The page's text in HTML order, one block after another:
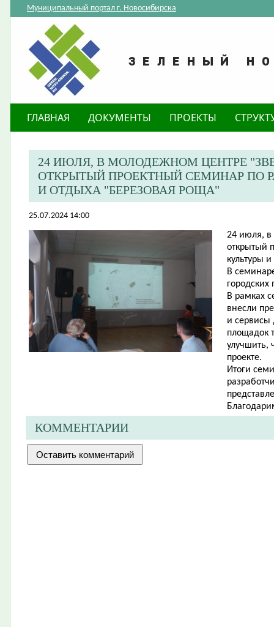
Муниципальный портал г. Новосибирска
ГЛАВНАЯ ДОКУМЕНТЫ ПРОЕКТЫ
​24 ИЮЛЯ, В МОЛОДЕЖНОМ ЦЕНТРЕ
ОТКРЫТЫЙ ПРОЕКТНЫЙ СЕМИНАР ПО
И ОТДЫХА "БЕРЕЗОВАЯ РОЩА"
25.07.2024 14:00
​24 июля, в
открытый
культуры
В
городских
В рамках
внесли
и сервисы
площадок
улучшить,
проекте.
Итоги
КОММЕНТАРИИ